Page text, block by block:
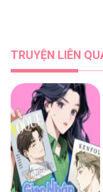
TRUYỆN LIÊN